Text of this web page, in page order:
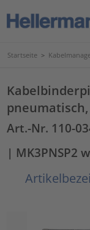
Startseite >
pneumatisch,
Art.-Nr. 110-
| MK3PNSP2